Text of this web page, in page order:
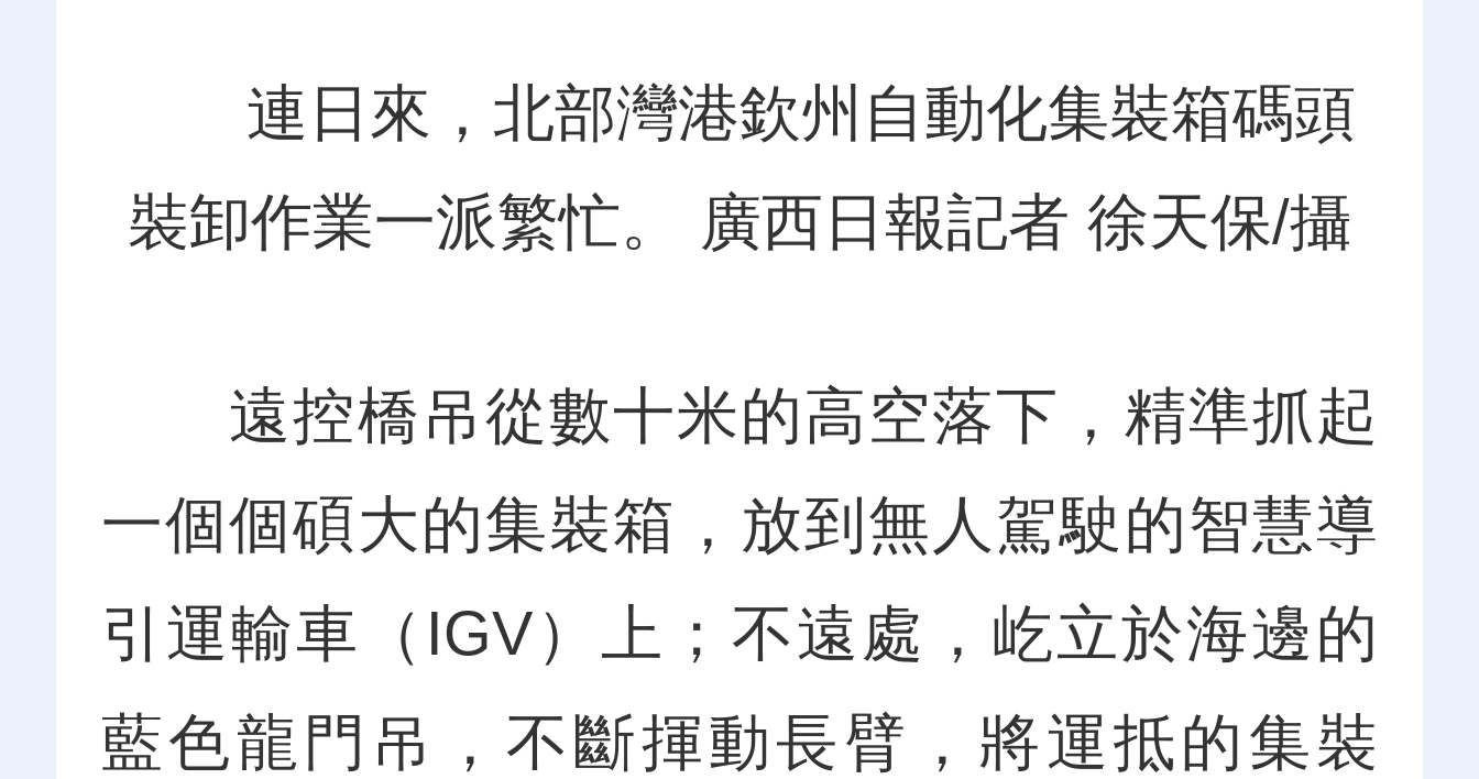
連日來，北部灣港欽州自動化集裝箱碼頭
裝卸作業一派繁忙。 廣西日報記者 徐天保/攝
遠控橋吊從數十米的高空落下，精準抓起
一個個碩大的集裝箱，放到無人駕駛的智慧導
引運輸車（IGV）上；不遠處，屹立於海邊的
藍色龍門吊，不斷揮動長臂，將運抵的集裝